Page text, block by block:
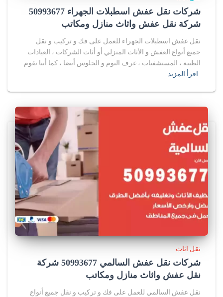
شركات نقل عفش اسطبلات الجهراء 50993677
شركة نقل عفش واثاث منازل ومكاتب
نقل عفش اسطبلات الجهراء للعمل على فك و تركيب و نقل
جميع أنواع العفش و الأثاث المنزلي أو أثاث الشركات ، العيادات
الطبية ، المستشفيات ، غرف النوم و الجلوس أيضا ، كما أننا نقوم
اقرأ المزيد
نقل اثاث
شركات نقل عفش السالمي 50993677 شركة
نقل عفش واثاث منازل ومكاتب
نقل عفش السالمي للعمل على فك و تركيب و نقل جميع أنواع